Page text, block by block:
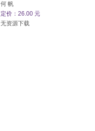
何 帆
定价：26.00 元
无资源下载